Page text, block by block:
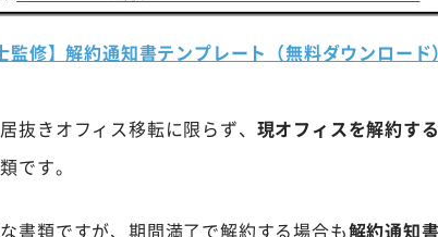
監修】解約通知書テンプレート（無料ダウンロード
抜きオフィス移転に限らず、 現オフィスを解約す
です。
書類ですが、期間満了で解約する場合も解約通知